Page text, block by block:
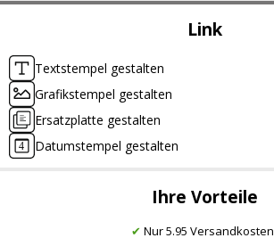
Link
Textstempel gestalten
Grafikstempel gestalten
Ersatzplatte gestalten
Datumstempel gestalten
Ihre Vorteile
✔ Nur 5.95 Versandkosten